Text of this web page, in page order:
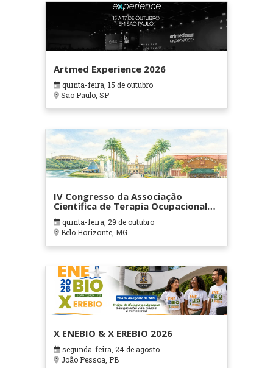
Artmed Experience 2026
quinta-feira, 15 de outubro
Sao Paulo, SP
IV Congresso da Associação
Científica de Terapia Ocupacional
em Contextos Hospitalares e
Cuidados Paliativos - ATOHOSP
quinta-feira, 29 de outubro
Belo Horizonte, MG
X ENEBIO & X EREBIO 2026
segunda-feira, 24 de agosto
João Pessoa, PB